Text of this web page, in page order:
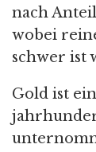
nach
wobei
schwer ist
Gold ist